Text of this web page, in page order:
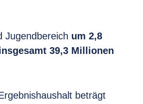
Jugendbereich um 2,8
39,3 Millionen
beträgt